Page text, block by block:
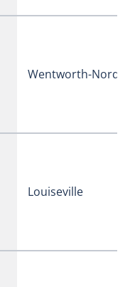
Wentworth-Nord
Louiseville